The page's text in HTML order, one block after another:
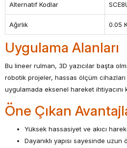
Alternatif Kodlar
Ağırlık 0.05
Uygulama Alanları
Bu lineer rulman, 3D yazıcılar başta
robotik projeler, hassas ölçüm
uygulamada eksenel hareket ihtiyacını
Öne Çıkan
Yüksek hassasiyet ve akıcı
Dayanıklı yapısı sayesinde uzun